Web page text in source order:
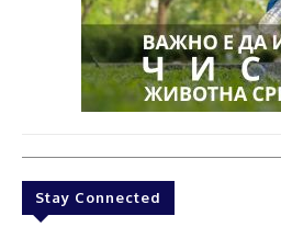
Stay Connected